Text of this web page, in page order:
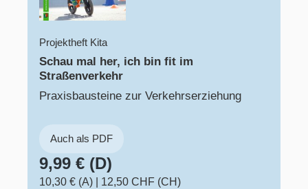
Projektheft Kita
Schau mal her, ich bin fit im
Straßenverkehr
Praxisbausteine zur Verkehrserziehung
Auch als PDF
9,99 € (D)
10,30 € (A)
12,50 CHF (CH)